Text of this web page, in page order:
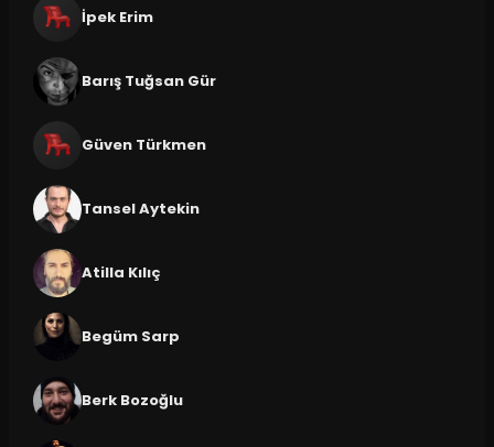
İpek Erim
Barış Tuğsan Gür
Güven Türkmen
Tansel Aytekin
Atilla Kılıç
Begüm Sarp
Berk Bozoğlu